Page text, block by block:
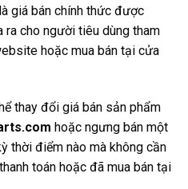
giá bán chính thức được
ra cho người tiêu dùng tham
hoặc mua bán tại cửa
thay đổi giá bán sản phẩm
hoặc ngưng bán một
thời điểm nào mà không cần
toán hoặc đã mua bán tại